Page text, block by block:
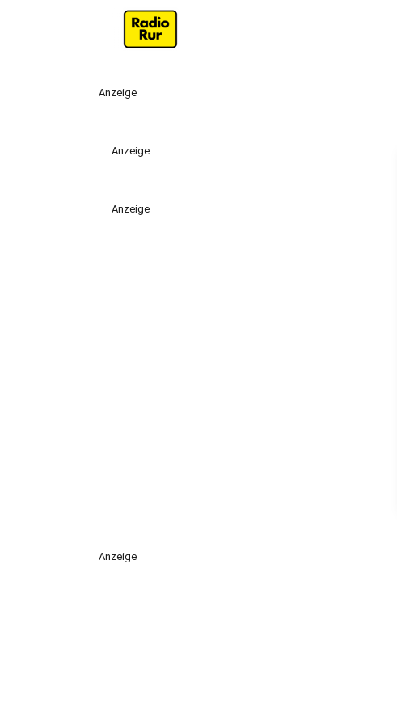
Anzeige
Anzeige
Anzeige
Anzeige